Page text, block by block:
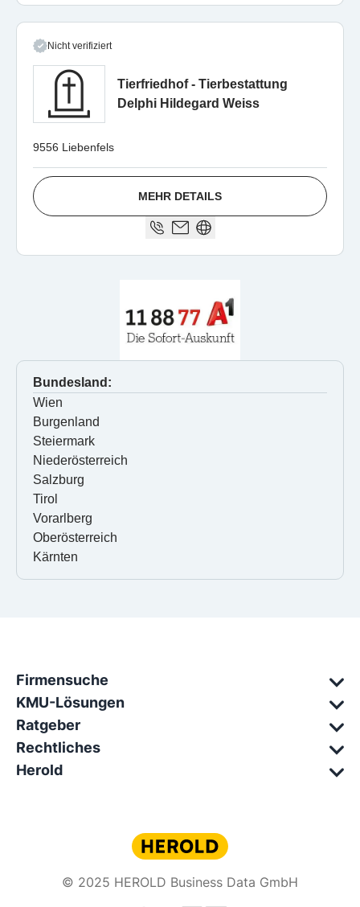
Nicht verifiziert
Tierfriedhof - Tierbestattung
Delphi Hildegard Weiss
9556 Liebenfels
MEHR DETAILS
Bundesland:
Wien
Burgenland
Steiermark
Niederösterreich
Salzburg
Tirol
Vorarlberg
Oberösterreich
Kärnten
Firmensuche
KMU-Lösungen
Ratgeber
Rechtliches
Herold
© 2025 HEROLD Business Data GmbH